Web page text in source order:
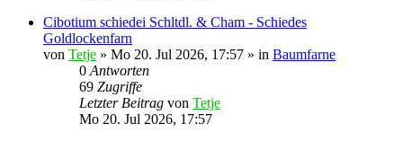
Cibotium schiedei Schltdl. & Cham - Schiedes
Goldlockenfarn
von Tetje » Mo 20. Jul 2026, 17:57 » in Baumfarne
0 Antworten
69 Zugriffe
Letzter Beitrag von Tetje
Mo 20. Jul 2026, 17:57